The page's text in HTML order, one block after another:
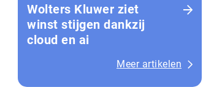
Wolters Kluwer ziet
winst stijgen dankzij
cloud en ai
Meer artikelen